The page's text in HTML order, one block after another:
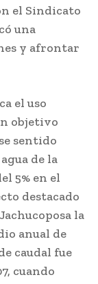
el Sindicato
una
y afrontar
el uso
objetivo
sentido
de la
5% en el
destacado
la
anual de
caudal fue
cuando